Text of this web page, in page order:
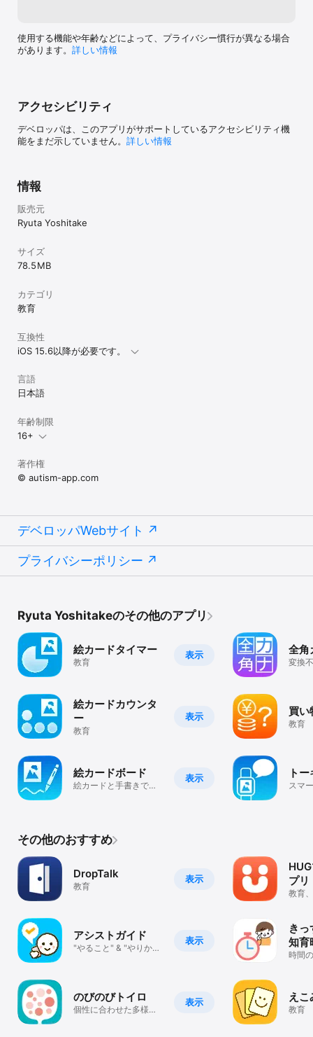
能
・Peek & Pop対応（対応機種のみ）
・印刷データは自動的にPDF形式またはJPEG形式で保存
使用する機能や年齢などによって、プライバシー慣行が異なる場合
があります。 詳しい情報
アクセシビリティ
デベロッパは、このアプリがサポートしているアクセシビリティ機
能をまだ示していません。 詳しい情報
情報
販売元
Ryuta Yoshitake
サイズ
78.5 MB
カテゴリ
教育
互換性
iOS 15.6以降が必要です。
言語
日本語
年齢制限
16+
著作権
© autism-app.com
デベロッパWebサイト
プライバシーポリシー
Ryuta Yoshitakeのその他のアプリ
表示
絵カードタイマー
教育
表示
絵カードカウンタ
ー
教育
表示
絵カードボード
絵カードと手書きで、
全角
変換
買い
教育
ト
スマ
その他のおすすめ
表示
DropTalk
教育
表示
アシストガイド
"やること" & "やりか
表示
のびのびトイロ
個性に合わせた多様な
プリ
教育
き
知育
時間
えこ
教育